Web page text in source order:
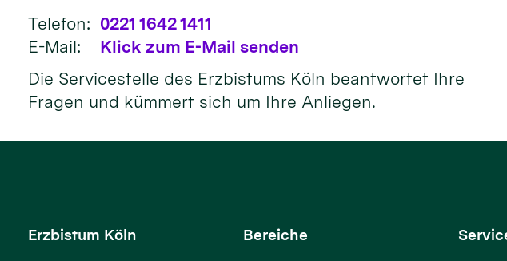
Telefon: 0221 1642 1411
E-Mail:
Klick zum E-Mail senden
Die Servicestelle des Erzbistums Köln beantwortet Ihre
Fragen und kümmert sich um Ihre Anliegen.
Erzbistum Köln Bereiche